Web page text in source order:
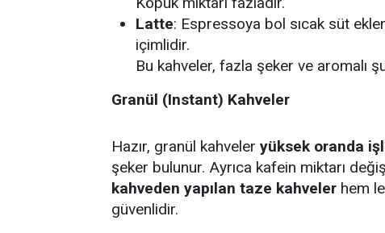
Latte: Espressoya bol sıcak süt
içimlidir.
Bu kahveler, fazla şeker ve aromalı
Granül (Instant) Kahveler
Hazır, granül kahveler yüksek oranda
şeker bulunur. Ayrıca kafein miktarı
kahveden yapılan taze kahveler hem
güvenlidir.